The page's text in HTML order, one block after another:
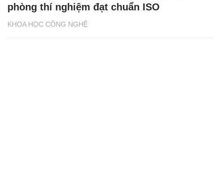
KHOA HỌC CÔNG NGHỆ
phòng thí nghiệm đạt chuẩn ISO